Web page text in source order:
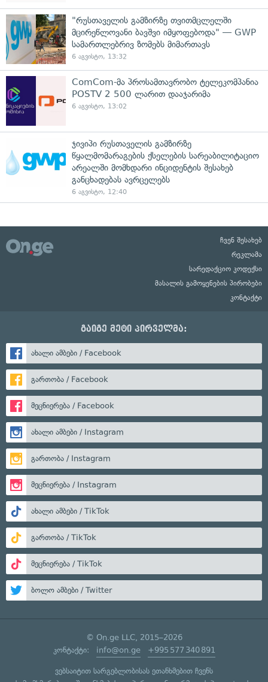
"რუსთაველის გამზირზე თვითმცლელში
მცირეწლოვანი ბავშვი იმყოფებოდა" — GWP
სამართლებრივ ზომებს მიმართავს
6 აგვისტო, 13:32
ComCom-მა პროსამთავრობო ტელეკომპანია
POSTV 2 500 ლარით დააჯარიმა
6 აგვისტო, 13:02
ჯივიპი რუსთაველის გამზირზე
წყალმომარაგების ქსელების სარეაბილიტაციო
არეალში მომხდარი ინციდენტის შესახებ
განცხადებას ავრცელებს
6 აგვისტო, 12:40
ჩვენ შესახებ
რეკლამა
სარედაქციო კოდექსი
მასალის გამოყენების პირობები
კონტაქტი
გაიგე მეტი პირველმა:
ახალი ამბები / Facebook
გართობა / Facebook
მეცნიერება / Facebook
ახალი ამბები / Instagram
გართობა / Instagram
მეცნიერება / Instagram
ახალი ამბები / TikTok
გართობა / TikTok
მეცნიერება / TikTok
ბოლო ამბები / Twitter
© On.ge LLC, 2015–2026
კონტაქტი: info@on.ge +995 577 340 891
ვებსაიტით სარგებლობისას ეთანხმებით ჩვენს